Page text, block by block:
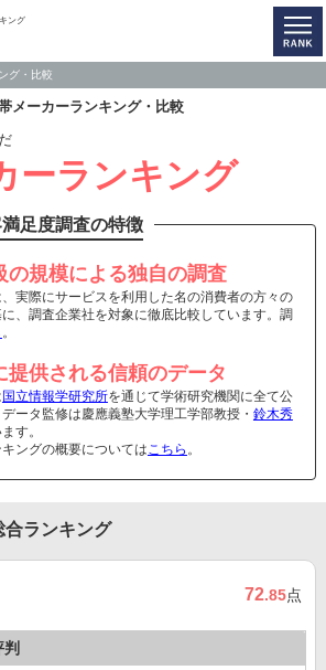
ング
グ・比較
メーカーランキング・比較
ーランキング
足度調査の特徴
の規模による独自の調査
実際にサービスを利用した名の消費者の方々の
、調査企業社を対象に徹底比較しています。調
。
提供される信頼のデータ
国立情報学研究所を通じて学術研究機関に全て公
ータ監修は慶應義塾大学理工学部教授・ 鈴木秀
す。
ングの概要についてはこちら 。
合ランキング
72.85点